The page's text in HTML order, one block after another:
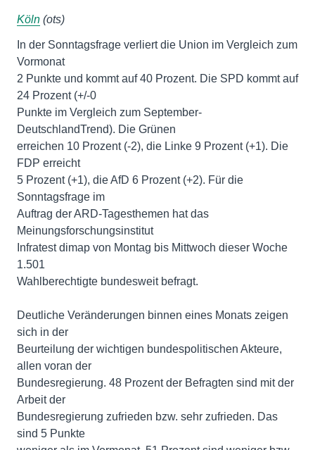
Köln (ots)
In der Sonntagsfrage verliert die Union im Vergleich zum
Vormonat
2 Punkte und kommt auf 40 Prozent. Die SPD kommt auf
24 Prozent (+/-0
Punkte im Vergleich zum September-
DeutschlandTrend). Die Grünen
erreichen 10 Prozent (-2), die Linke 9 Prozent (+1). Die
FDP erreicht
5 Prozent (+1), die AfD 6 Prozent (+2). Für die
Sonntagsfrage im
Auftrag der ARD-Tagesthemen hat das
Meinungsforschungsinstitut
Infratest dimap von Montag bis Mittwoch dieser Woche
1.501
Wahlberechtigte bundesweit befragt.
Deutliche Veränderungen binnen eines Monats zeigen
sich in der
Beurteilung der wichtigen bundespolitischen Akteure,
allen voran der
Bundesregierung. 48 Prozent der Befragten sind mit der
Arbeit der
Bundesregierung zufrieden bzw. sehr zufrieden. Das
sind 5 Punkte